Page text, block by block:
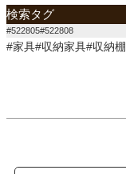
検索タグ
#522805#522808
#家具#収納家具#収納棚